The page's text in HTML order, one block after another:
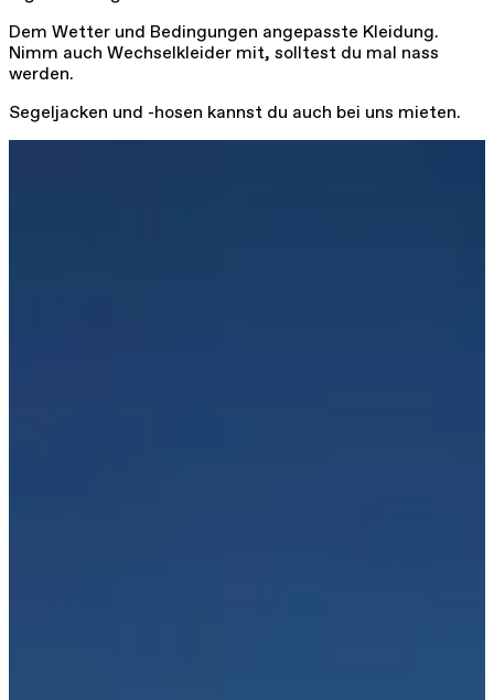
Dem Wetter und Bedingungen angepasste Kleidung.
Nimm auch Wechselkleider mit, solltest du mal nass
werden.
Segeljacken und -hosen kannst du auch bei uns mieten.